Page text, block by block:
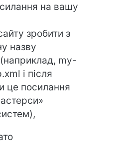
на вашу
зробити з
назву
my-
і після
це посилання